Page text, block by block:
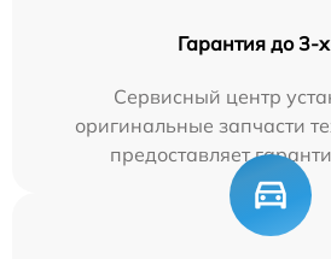
Гарантия до 3-х
Сервисный центр
оригинальные запчасти
предоставляет